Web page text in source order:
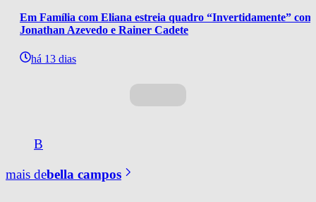
Em Família com Eliana estreia quadro “Invertidamente” com
Jonathan Azevedo e Rainer Cadete
há 13 dias
B
mais debella campos